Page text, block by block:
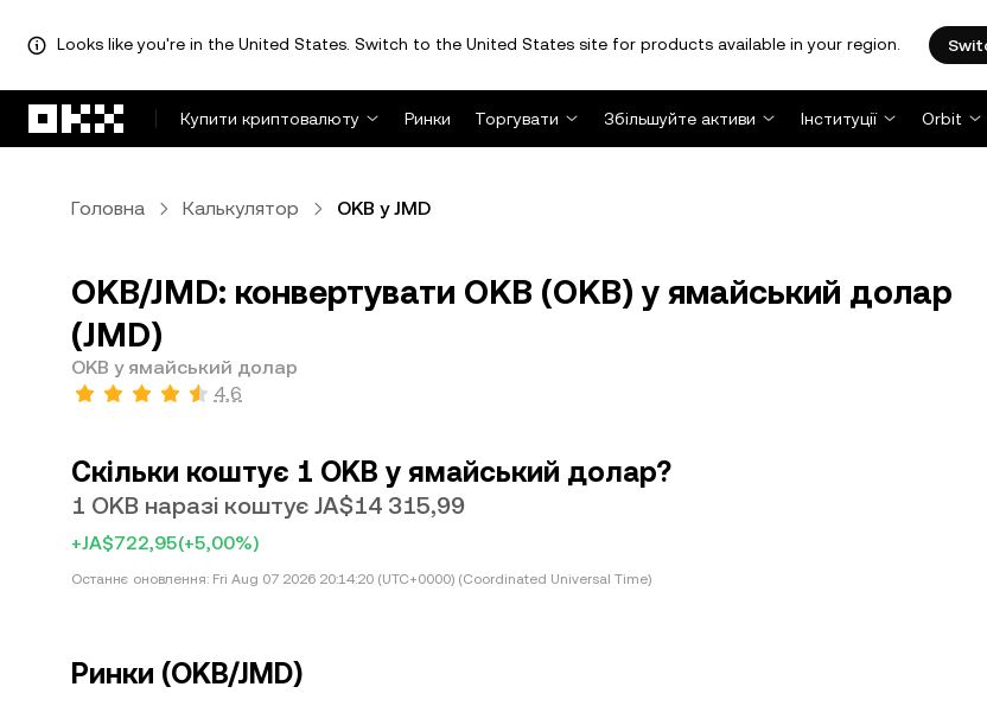
Looks like you're in the United States. Switch to the United States site for products available in your region.
Купити криптовалюту
Ринки Торгувати Збільшуйте активи Інституції Orbit
Головна Калькулятор OKB у JMD
OKB/JMD: конвертувати OKB (OKB) у ямайський долар
(JMD)
OKB у ямайський долар
4,6
Скільки коштує 1 OKB у ямайський долар?
1 OKB наразі коштує JA$14 315,99
+JA$722,95(+5,00%)
Останнє оновлення: Fri Aug 07 2026 20:14:20 (UTC+0000) (Coordinated Universal Time)
Ринки (OKB/JMD)